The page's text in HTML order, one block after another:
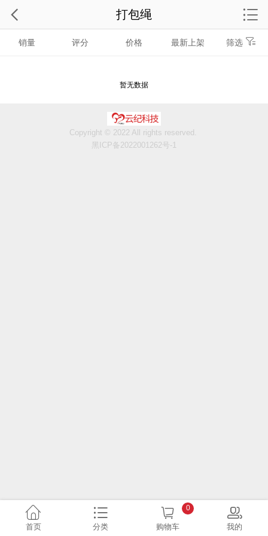
销量 评分 价格 最新上架 筛选
暂无数据
打包绳
Copyright © 2022 All rights reserved.
黑ICP备2022001262号-1
首页 分类 购物车
0
我的